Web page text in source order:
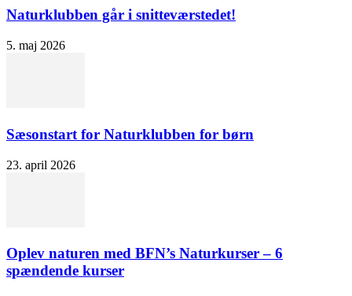
Naturklubben går i snitteværstedet!
5. maj 2026
Sæsonstart for Naturklubben for børn
23. april 2026
Oplev naturen med BFN’s Naturkurser – 6
spændende kurser